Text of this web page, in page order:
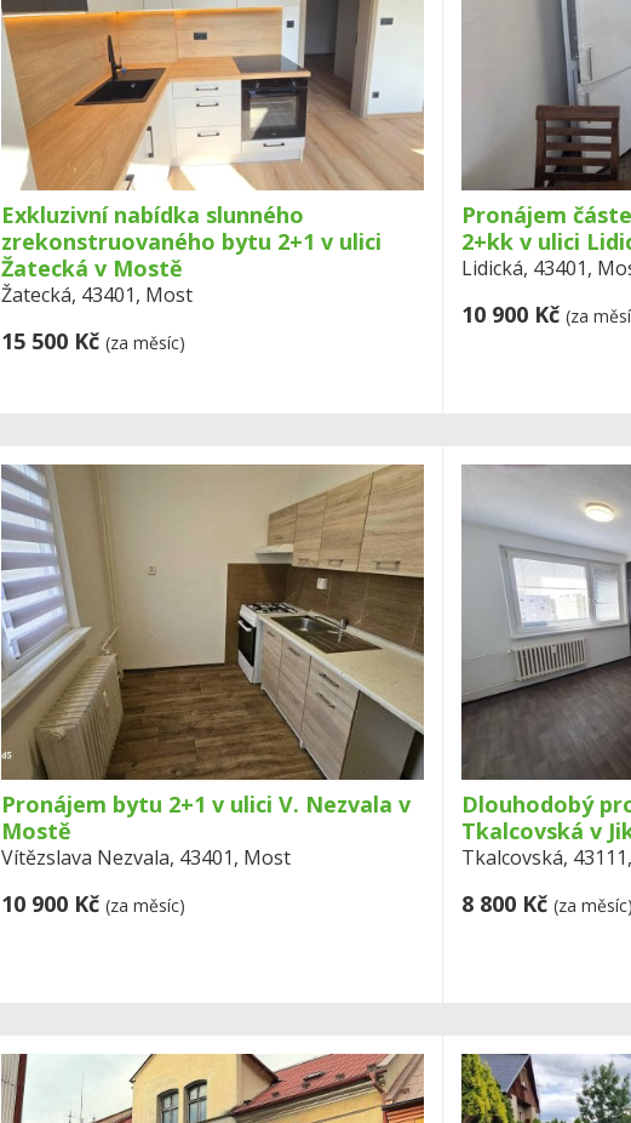
Exkluzivní nabídka slunného
zrekonstruovaného bytu 2+1 v ulici
Žatecká v Mostě
Žatecká, 43401, Most
15 500 Kč (za měsíc)
Pronájem
2+kk v ulici
Lidická, 43401,
10 900 Kč (za
Pronájem bytu 2+1 v ulici V. Nezvala v
Mostě
Vítězslava Nezvala, 43401, Most
10 900 Kč (za měsíc)
Dlouhodobý
Tkalcovská v
Tkalcovská,
8 800 Kč (za měsíc)